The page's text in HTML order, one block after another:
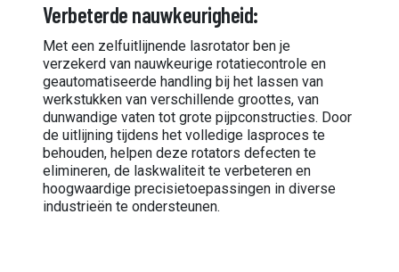
Verbeterde nauwkeurigheid:
Met een zelfuitlijnende lasrotator ben je
verzekerd van nauwkeurige rotatiecontrole en
geautomatiseerde handling bij het lassen van
werkstukken van verschillende groottes, van
dunwandige vaten tot grote pijpconstructies. Door
de uitlijning tijdens het volledige lasproces te
behouden, helpen deze rotators defecten te
elimineren, de laskwaliteit te verbeteren en
hoogwaardige precisietoepassingen in diverse
industrieën te ondersteunen.